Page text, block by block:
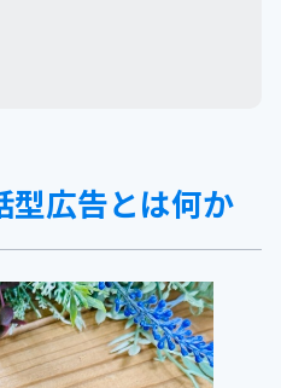
型広告とは何か